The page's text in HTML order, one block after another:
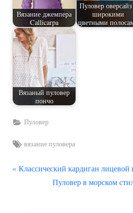
Вязание джемпера
Callicarpa
Пуловер
широкими
цветными
Вязаный пуловер
пончо
Пуловер
Tags:
вязание пуловера
Навигация
П
Классический кардиган лицевой
С
Пуловер в морском